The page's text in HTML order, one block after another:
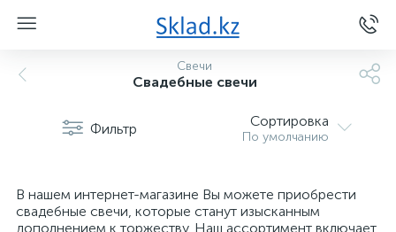
Свечи
Свадебные свечи
Фильтр Сортировка
По умолчанию
В нашем интернет-магазине Вы можете приобрести
свадебные свечи, которые станут изысканным
дополнением к торжеству. Наш ассортимент включает